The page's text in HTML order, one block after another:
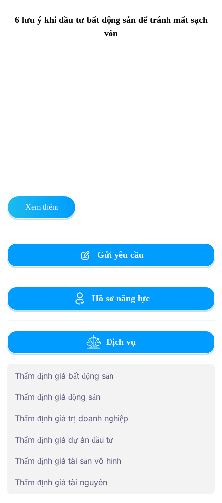
6 lưu ý khi đầu tư bất động sản để tránh mất sạch
vốn
Xem thêm
Gửi yêu cầu
Hồ sơ năng lực
Dịch vụ
Thẩm định giá bất động sản
Thẩm định giá động sản
Thẩm định giá trị doanh nghiệp
Thẩm định giá dự án đầu tư
Thẩm định giá tài sản vô hình
Thẩm định giá tài nguyên